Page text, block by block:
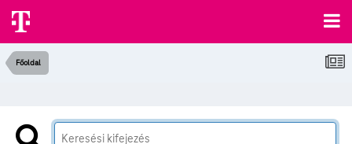
Főoldal